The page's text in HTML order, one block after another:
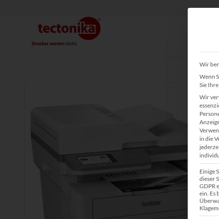
Wir
Wenn
Sie
Wir
in die
Einige
dieser
GDPR
ein. Es